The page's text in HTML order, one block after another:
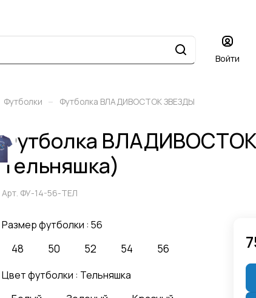
Войти
Футболки – Футболка ВЛАДИВОСТОК ЗВЕЗДЫ
Футболка
Тельняшка)
Арт. ФУ-14-56-ТЕЛ
Размер футболки : 56
48 50 52 54 56
Цвет футболки : Тельняшка